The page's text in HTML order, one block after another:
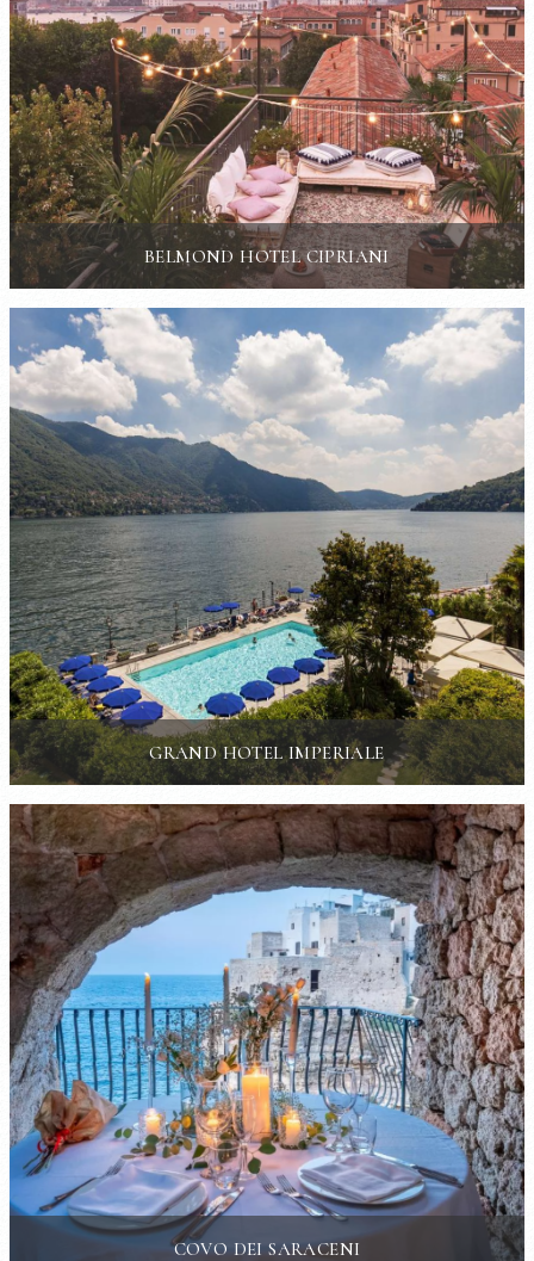
BELMOND HOTEL CIPRIANI
GRAND HOTEL IMPERIALE
COVO DEI SARACENI